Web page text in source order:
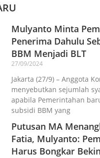
Mulyanto Minta
Penerima Dahulu
BBM Menjadi BLT
27/09/2024
Jakarta (27/9) – Anggota
menyebutkan sejumlah
apabila Pemerintahan
subsidi BBM yang
Putusan MA
Fatia, Mulyanto:
Harus Bongkar